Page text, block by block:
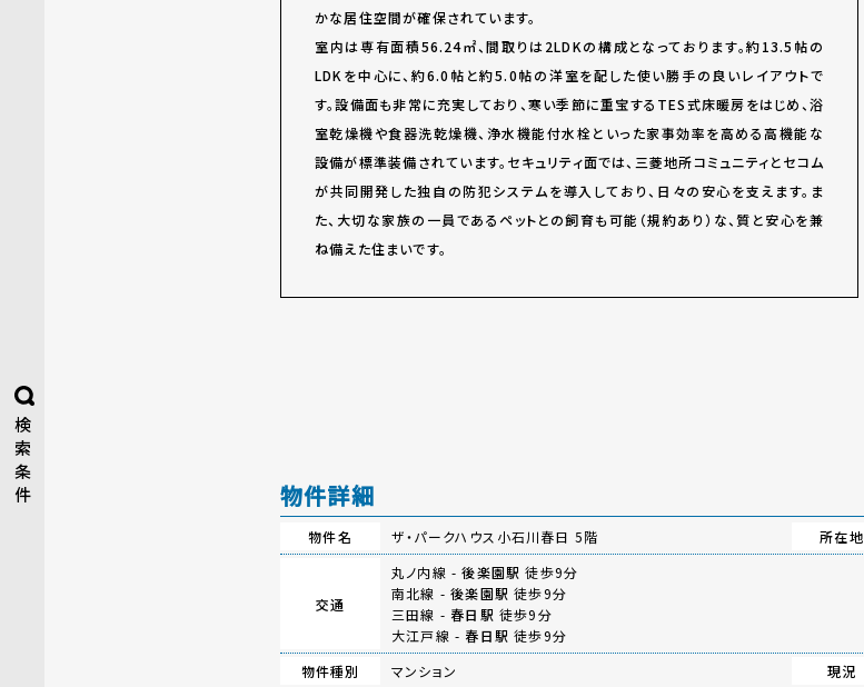
検
索
条
件
かな居住空間が確保されています。
室内は専有面積56.24㎡、間取りは2LDKの構成となっております。約13.5帖の
LDKを中心に、約6.0帖と約5.0帖の洋室を配した使い勝手の良いレイアウトで
す。設備面も非常に充実しており、寒い季節に重宝するTES式床暖房をはじめ、浴
室乾燥機や食器洗乾燥機、浄水機能付水栓といった家事効率を高める高機能な
設備が標準装備されています。セキュリティ面では、三菱地所コミュニティとセコム
が共同開発した独自の防犯システムを導入しており、日々の安心を支えます。ま
た、大切な家族の一員であるペットとの飼育も可能（規約あり）な、質と安心を兼
ね備えた住まいです。
物件詳細
物件名 ザ・パークハウス小石川春日 5階 所在地
交通
丸ノ内線 -後楽園駅 徒歩9分
南北線 -後楽園駅 徒歩9分
三田線 - 春日駅 徒歩9分
大江戸線 - 春日駅 徒歩9分
物件種別
マンション 現況